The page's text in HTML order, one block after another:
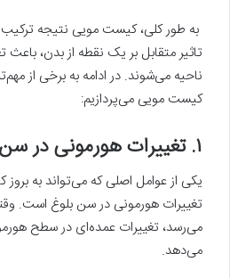
به طور کلی، کیست مویی نتیجه
تاثیر متقابل بر یک نقطه از بدن،
ناحیه می‌شوند. در ادامه به برخی از
کیست مویی می‌پردازیم:
۱. تغییرات هورمونی در سن بلوغ
یکی از عوامل اصلی که می‌تواند به
تغییرات هورمونی در سن بلوغ است.
می‌رسد، تغییرات عمده‌ای در سطح
می‌دهد.